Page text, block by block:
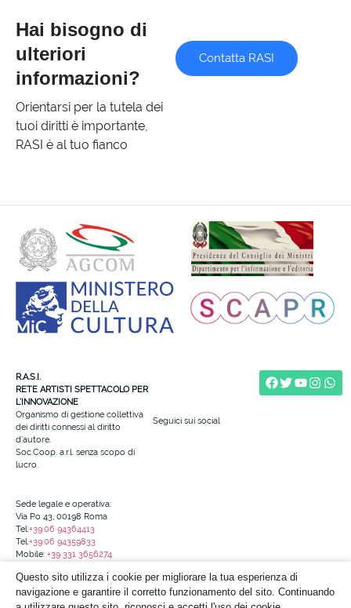
Hai bisogno di
ulteriori
informazioni?
Orientarsi per la tutela dei
tuoi diritti è importante,
RASI è al tuo fianco
Contatta RASI
R.A.S.I.
RETE ARTISTI SPETTACOLO PER
L’INNOVAZIONE
Organismo di gestione collettiva
dei diritti connessi al diritto
d’autore.
Soc.Coop. a.r.l. senza scopo di
lucro.
Seguici sui social
Sede legale e operativa:
Via Po 43, 00198 Roma
Tel.+39.06 94364413
Tel.+39.06 94359833
Mobile: +39 331 3656274
Codice Fiscale e N. Iscr. al Registro
delle Imprese di Roma: 97690690587
Questo sito utilizza i cookie per migliorare la tua esperienza di
navigazione e garantire il corretto funzionamento del sito. Continuando